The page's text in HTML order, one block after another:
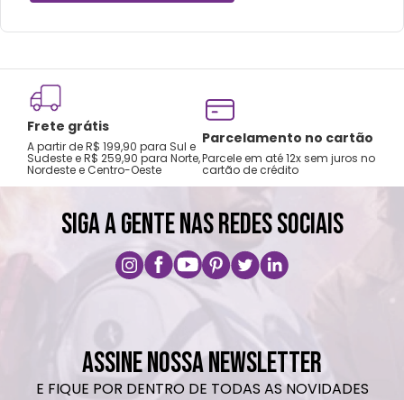
neutro.
Não vai á lava-louças, nem ao micro-
ondas.
Não utilizar produtos químicos e abrasivos.
Frete grátis
A partir de R$ 199,90 para Sul e
Sudeste e R$ 259,90 para Norte,
Nordeste e Centro-Oeste
Parcelamento no cartão
Parcele em até 12x sem juros no
cartão de crédito
SIGA A GENTE NAS REDES SOCIAIS
ASSINE NOSSA NEWSLETTER
E FIQUE POR DENTRO DE TODAS AS NOVIDADES